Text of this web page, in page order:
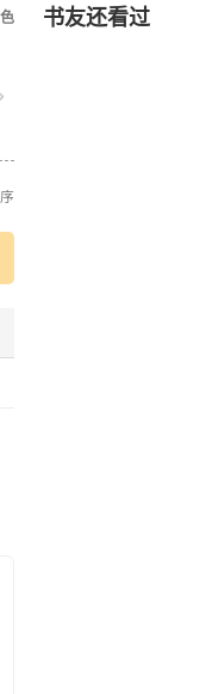
书友还看过